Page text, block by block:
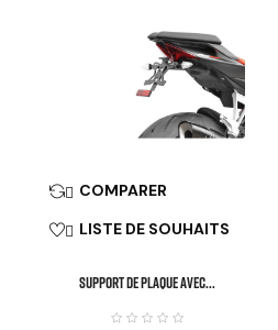
 COMPARER
 LISTE DE SOUHAITS
SUPPORT DE PLAQUE AVEC...